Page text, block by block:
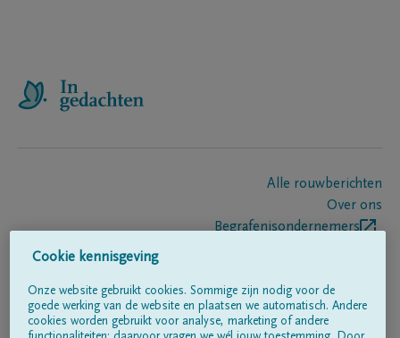
Alle rouwberichten
Over ons
Begrafenisondernemers
Volg ons op
Cookie kennisgeving
Onze website gebruikt cookies. Sommige zijn nodig voor de
goede werking van de website en plaatsen we automatisch. Andere
cookies worden gebruikt voor analyse, marketing of andere